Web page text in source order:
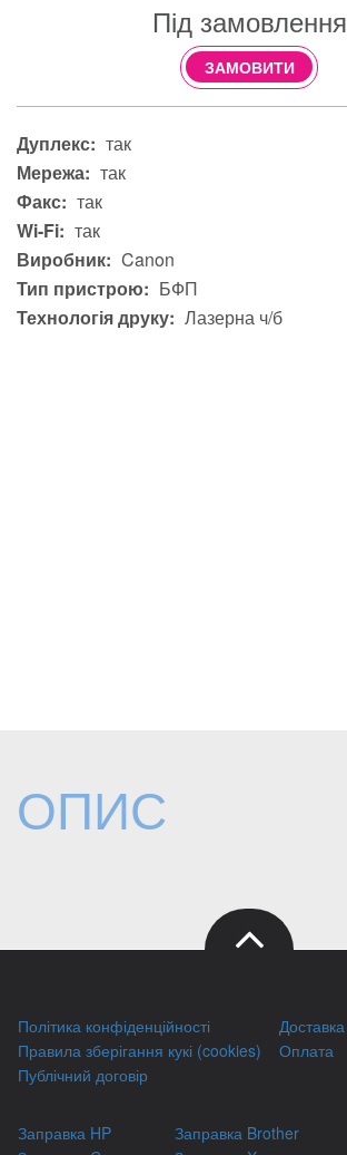
Під замовлення
ЗАМОВИТИ
Дуплекс: так
Мережа: так
Факс: так
Wi-Fi: так
Виробник: Canon
Тип пристрою: БФП
Технологія друку: Лазерна ч/б
ОПИС
Політика конфіденційності
Правила зберігання кукі (cookies)
Публічний договір
Доставка
Оплата
Заправка HP
Заправка Brother